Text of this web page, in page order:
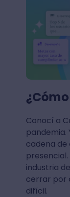
Conocí a
pandemia.
cadena de
industria
cerrar por
difícil.